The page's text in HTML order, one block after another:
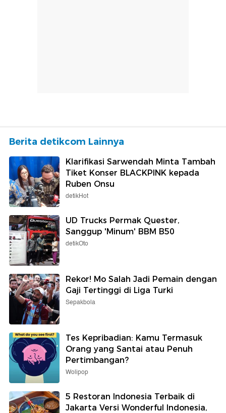
Berita detikcom Lainnya
Klarifikasi Sarwendah Minta Tambah
Tiket Konser BLACKPINK kepada
Ruben Onsu
detikHot
UD Trucks Permak Quester,
Sanggup 'Minum' BBM B50
detikOto
Rekor! Mo Salah Jadi Pemain dengan
Gaji Tertinggi di Liga Turki
Sepakbola
Tes Kepribadian: Kamu Termasuk
Orang yang Santai atau Penuh
Pertimbangan?
Wolipop
5 Restoran Indonesia Terbaik di
Jakarta Versi Wonderful Indonesia,